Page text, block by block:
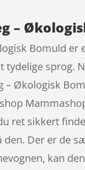
–
Bomuld
sprog.
– Økologisk
ret sikkert
den. Der er de
kan